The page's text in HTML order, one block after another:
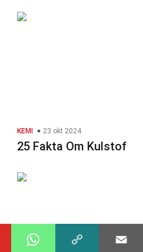
KEMI 23 okt 2024
25 Fakta Om Kulstof